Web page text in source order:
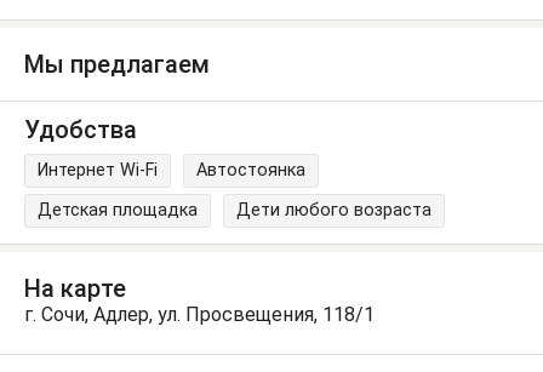
Мы предлагаем
Удобства
Интернет Wi-Fi
Автостоянка
Детская площадка
Дети любого возраста
На карте
г. Сочи, Адлер, ул. Просвещения, 118/1